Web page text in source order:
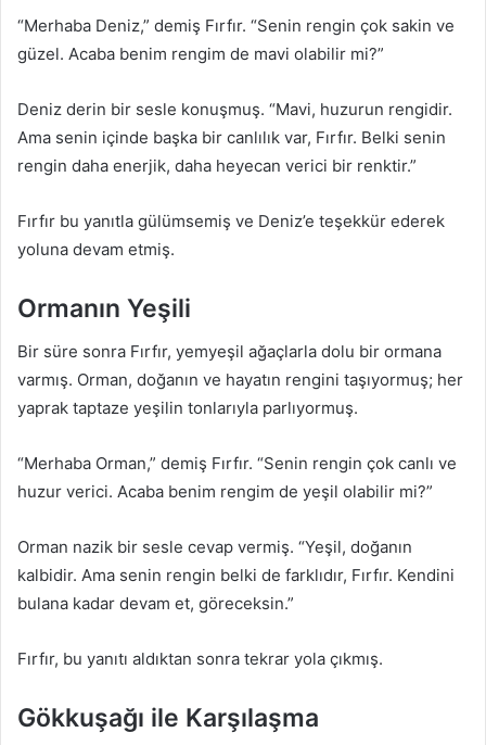
“Merhaba Deniz,” demiş Fırfır. “Senin rengin çok sakin ve
güzel. Acaba benim rengim de mavi olabilir mi?”
Deniz derin bir sesle konuşmuş. “Mavi, huzurun rengidir.
Ama senin içinde başka bir canlılık var, Fırfır. Belki senin
rengin daha enerjik, daha heyecan verici bir renktir.”
Fırfır bu yanıtla gülümsemiş ve Deniz’e teşekkür ederek
yoluna devam etmiş.
Ormanın Yeşili
Bir süre sonra Fırfır, yemyeşil ağaçlarla dolu bir ormana
varmış. Orman, doğanın ve hayatın rengini taşıyormuş; her
yaprak taptaze yeşilin tonlarıyla parlıyormuş.
“Merhaba Orman,” demiş Fırfır. “Senin rengin çok canlı ve
huzur verici. Acaba benim rengim de yeşil olabilir mi?”
Orman nazik bir sesle cevap vermiş. “Yeşil, doğanın
kalbidir. Ama senin rengin belki de farklıdır, Fırfır. Kendini
bulana kadar devam et, göreceksin.”
Fırfır, bu yanıtı aldıktan sonra tekrar yola çıkmış.
Gökkuşağı ile Karşılaşma